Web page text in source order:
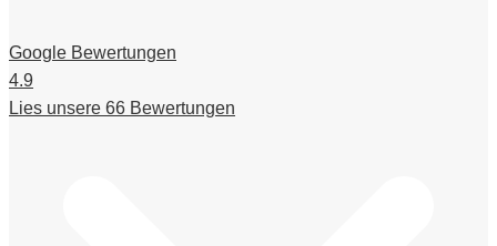
Google Bewertungen
4.9
Lies unsere 66 Bewertungen